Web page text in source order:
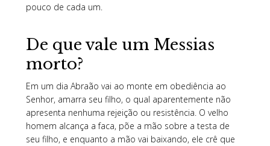
pouco de cada um.
De que vale um Messias
morto?
Em um dia Abraão vai ao monte em obediência ao
Senhor, amarra seu filho, o qual aparentemente não
apresenta nenhuma rejeição ou resistência. O velho
homem alcança a faca, põe a mão sobre a testa de
seu filho, e enquanto a mão vai baixando, ele crê que